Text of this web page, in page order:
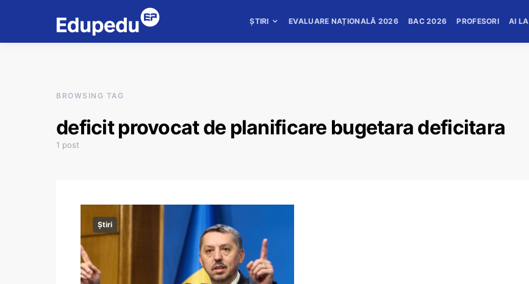
ȘTIRI EVALUARE NAȚIONALĂ 2026 BAC 2026 PROFESORI AI
BROWSING TAG
deficit provocat de planificare bugetara deficitara
1 post
Știri